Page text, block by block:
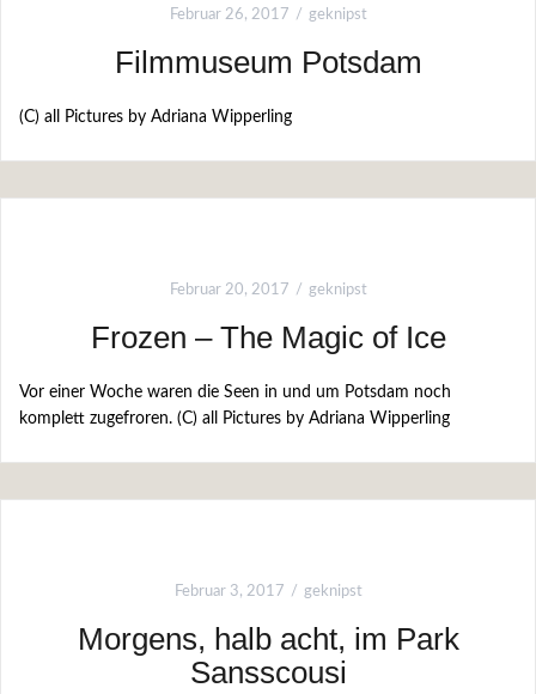
Februar 26, 2017 geknipst
Filmmuseum Potsdam
(C) all Pictures by Adriana Wipperling
Februar 20, 2017 geknipst
Frozen – The Magic of Ice
Vor einer Woche waren die Seen in und um Potsdam noch
komplett zugefroren. (C) all Pictures by Adriana Wipperling
Februar 3, 2017 geknipst
Morgens, halb acht, im Park
Sansscousi